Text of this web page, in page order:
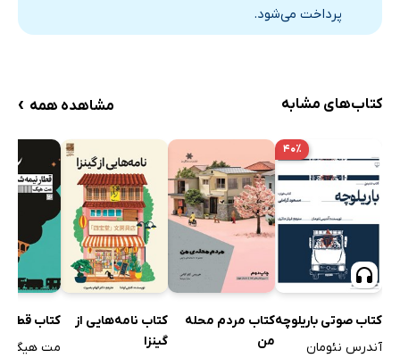
پرداخت می‌شود.
کتاب‌های مشابه مشاهده همه ›
۴۰٪
کتاب صوتی باریلوچه
آندرس نئومان
کتاب مردم محله
من
کتاب نامه‌هایی از
گینزا
کتاب
مت هیگ